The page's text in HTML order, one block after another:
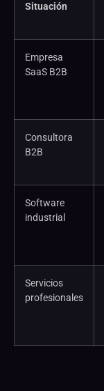
Situación
Empresa
SaaS B2B
Consultora
B2B
Software
industrial
Servicios
profesionales